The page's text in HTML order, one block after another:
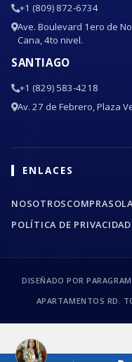
+1 (809) 872-6734
Ave. Boulevard 1ero de
Cana, 4to nivel.
SANTIAGO
+1 (829) 583-4218
Av. 27 de Febrero, Plaza
ENLACES
NOSOTROSCOMPRA
POLÍTICA DE PRIVACIDAD
DISEÑADO POR
APARTAMENTOS RD.